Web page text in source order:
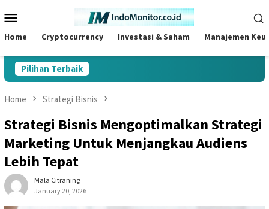
to
Menu
Home Cryptocurrency Investasi & Saham Manajemen
Pilihan Terbaik
Home Strategi Bisnis
Strategi Bisnis Mengoptimalkan Strategi
Marketing Untuk Menjangkau Audiens
Lebih Tepat
Mala Citraning
January 20, 2026